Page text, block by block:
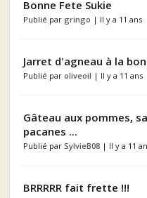
Bonne Fete Sukie
Publié pargringo | Il y a 11 ans
Jarret d'agneau à la
Publié paroliveoil | Il y a 11 ans
Gâteau aux pommes,
pacanes ...
Publié parSylvieB08 | Il y a 11
BRRRRR fait frette !!!